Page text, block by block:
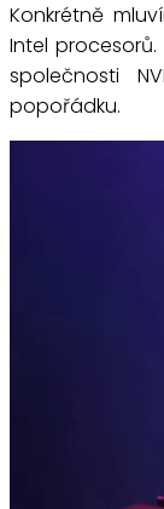
Konkrétně
Intel
společnosti
popořádku.